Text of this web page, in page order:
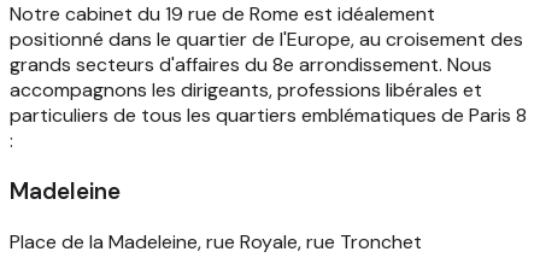
Notre cabinet du 19 rue de Rome est idéalement
positionné dans le quartier de l'Europe, au croisement des
grands secteurs d'affaires du 8e arrondissement. Nous
accompagnons les dirigeants, professions libérales et
particuliers de tous les quartiers emblématiques de Paris 8
:
Madeleine
Place de la Madeleine, rue Royale, rue Tronchet